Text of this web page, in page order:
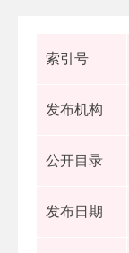
索引号
发布机构
公开目录
发布日期